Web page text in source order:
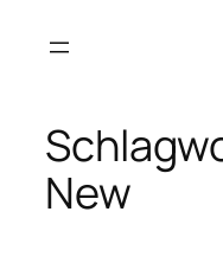
Inhalt
New